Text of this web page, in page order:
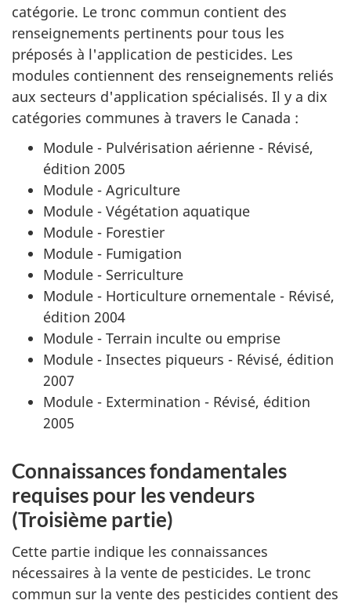
catégorie. Le tronc commun contient des
renseignements pertinents pour tous les
préposés à l'application de pesticides. Les
modules contiennent des renseignements reliés
aux secteurs d'application spécialisés. Il y a dix
catégories communes à travers le Canada :
Module - Pulvérisation aérienne - Révisé,
édition 2005
Module - Agriculture
Module - Végétation aquatique
Module - Forestier
Module - Fumigation
Module - Serriculture
Module - Horticulture ornementale - Révisé,
édition 2004
Module - Terrain inculte ou emprise
Module - Insectes piqueurs - Révisé, édition
2007
Module - Extermination - Révisé, édition
2005
Connaissances fondamentales
requises pour les vendeurs
(Troisième partie)
Cette partie indique les connaissances
nécessaires à la vente de pesticides. Le tronc
commun sur la vente des pesticides contient des